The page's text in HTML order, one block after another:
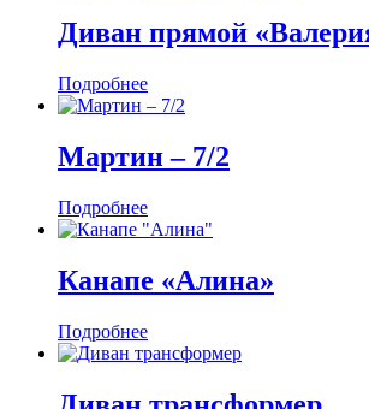
Диван прямой
Подробнее
Мартин ‒ 7/2
Подробнее
Канапе «Алина»
Подробнее